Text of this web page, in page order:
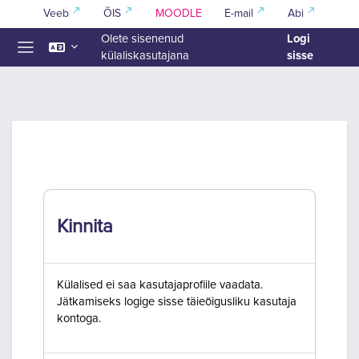
Jäta vahele peasisuni
Veeb ÕIS MOODLE E-mail Abi
Olete sisenenud
külaliskasutajana
Logi
sisse
Kinnita
Külalised ei saa kasutajaprofiile vaadata.
Jätkamiseks logige sisse täieõigusliku kasutaja
kontoga.